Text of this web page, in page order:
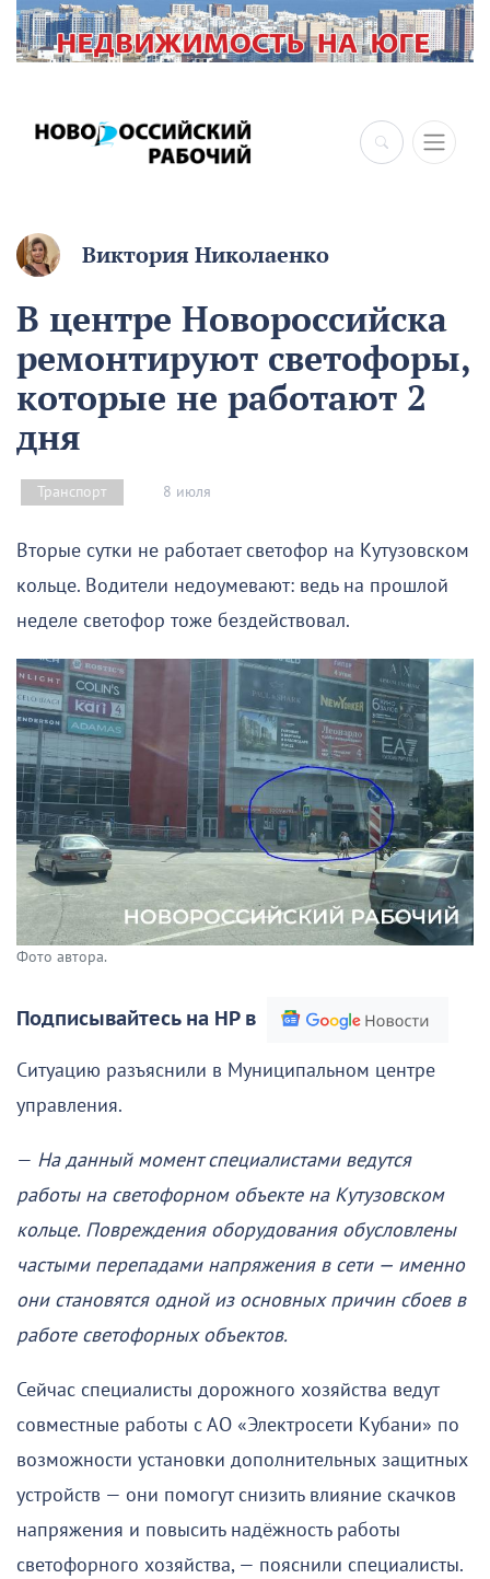
×
Виктория Николаенко
В центре Новороссийска
ремонтируют светофоры,
которые не работают 2
дня
Транспорт 8 июля
Вторые сутки не работает светофор на Кутузовском
кольце. Водители недоумевают: ведь на прошлой
неделе светофор тоже бездействовал.
Фото автора.
Подписывайтесь на НР в
Ситуацию разъяснили в Муниципальном центре
управления.
— На данный момент специалистами ведутся
работы на светофорном объекте на Кутузовском
кольце. Повреждения оборудования обусловлены
частыми перепадами напряжения в сети — именно
они становятся одной из основных причин сбоев в
работе светофорных объектов.
Сейчас специалисты дорожного хозяйства ведут
совместные работы с АО «Электросети Кубани» по
возможности установки дополнительных защитных
устройств — они помогут снизить влияние скачков
напряжения и повысить надёжность работы
светофорного хозяйства, — пояснили специалисты.